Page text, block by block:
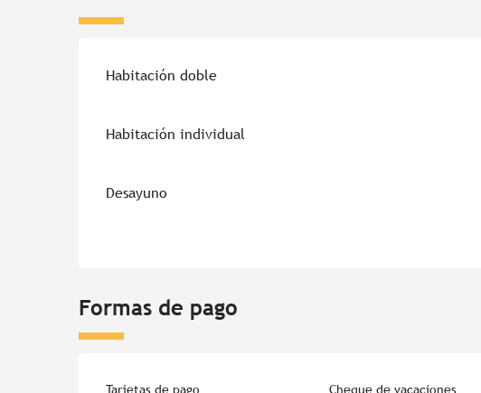
Habitación doble
Habitación individual
Desayuno
Formas de pago
Tarjetas de pago Cheque de vacaciones